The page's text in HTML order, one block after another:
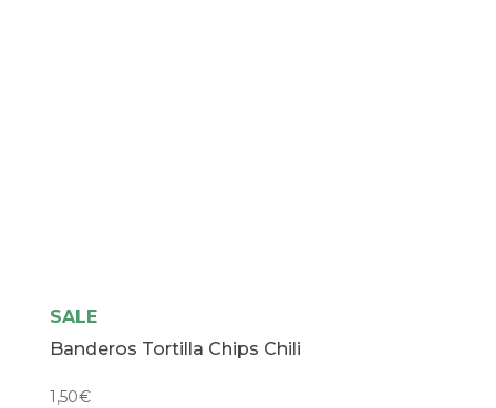
SALE
Banderos Tortilla Chips Chili
1,50€